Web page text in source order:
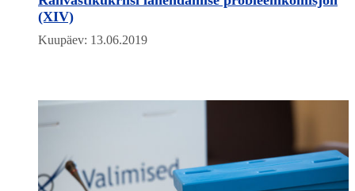
(XIV)
Kuupäev: 13.06.2019